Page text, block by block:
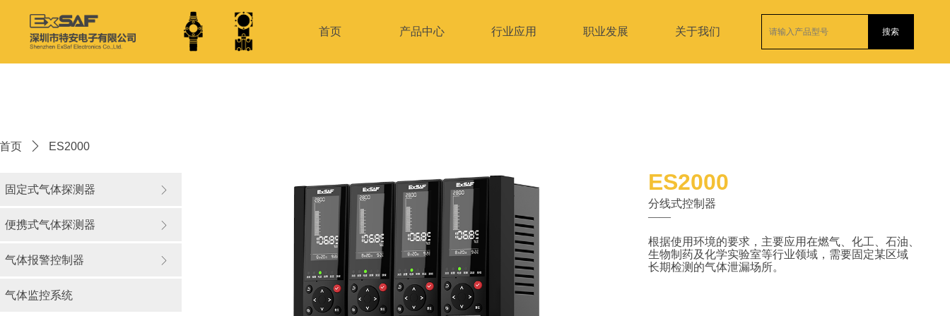
首页 产品中心 行业应用 职业发展 关于我们 搜索
固定式气体探测器 ꁕ
便携式气体探测器 ꁕ
气体报警控制器 ꁕ
气体监控系统
首页 ꄲ ES2000
ES2000
分线式控制器
——
根据使用环境的要求，主要应用在燃气、化工、石油、
生物制药及化学实验室等行业领域，需要固定某区域
长期检测的气体泄漏场所。